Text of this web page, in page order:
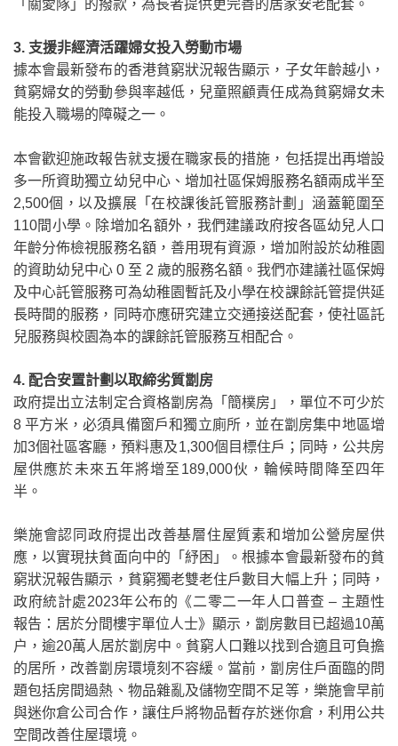
「關愛隊」的撥款，為長者提供更完善的居家安老配套。
3. 支援非經濟活躍婦女投入勞動市場
據本會最新發布的香港貧窮狀況報告顯示，子女年齡越小，
貧窮婦女的勞動參與率越低，兒童照顧責任成為貧窮婦女未
能投入職場的障礙之一。
本會歡迎施政報告就支援在職家長的措施，包括提出再增設
多一所資助獨立幼兒中心、增加社區保姆服務名額兩成半至
2,500個 ，以及擴展「在校課後託管服務計劃」涵蓋範圍至
110間小學 。 除增加名額外，我們建議政府按各區幼兒人口
年齡分佈檢視服務名額 ， 善用現有資源，增加附設於幼稚園
的資助幼兒中心 0 至 2 歲的服務名額 。 我們亦建議社區保姆
及中心託管服務可為幼稚園暫託及小學在校課餘託管提供延
長時間的服務，同時亦應研究建立交通接送配套，使社區託
兒服務與校園為本的課餘託管服務互相配合。
4. 配合安置計劃以取締劣質劏房
政府提出立法制定合資格劏房為「簡樸房」，單位不可少於
8平方米，必須具備窗戶和獨立廁所，並在劏房集中地區增
加3個社區客廳，預料惠及1,300個目標住戶；同時，公共房
屋供應於未來五年將增至 189,000伙，輪候時間降至四年
半。
樂施會認同政府提出改善基層住屋質素和增加公營房屋供
應，以實現扶貧面向中的「紓困」。根據本會最新發布的貧
窮狀況報告顯示，貧窮獨老雙老住戶數目大幅上升；同時，
政府統計處2023年公布的《二零二一年人口普查 – 主題性
報告：居於分間樓宇單位人士》顯示，劏房數目已超過10萬
户，逾20萬人居於劏房中。貧窮人口難以找到合適且可負擔
的居所，改善劏房環境刻不容緩。當前，劏房住戶面臨的問
題包括房間過熱、物品雜亂及儲物空間不足等，樂施會早前
與迷你倉公司合作，讓住戶將物品暫存於迷你倉，利用公共
空間改善住屋環境。